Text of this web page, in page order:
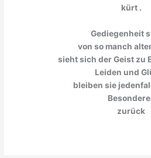
kürt .
Gediegenheit
von so manch
sieht sich der Geist zu
Leiden und
bleiben sie
zurück